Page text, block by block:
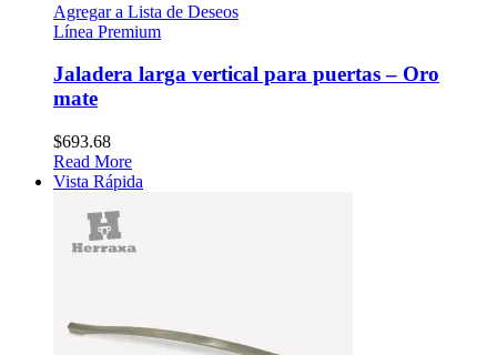
Agregar a Lista de Deseos
Línea Premium
Jaladera larga vertical para puertas – Oro
mate
$693.68
Read More
Vista Rápida